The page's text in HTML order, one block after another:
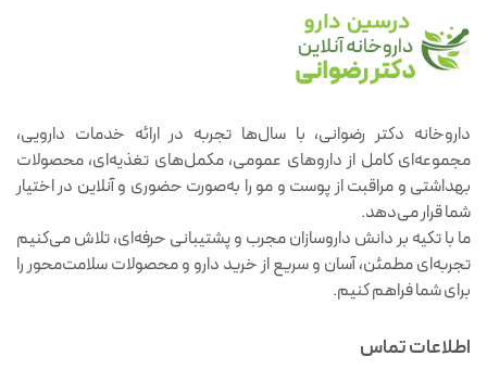
داروخانه دکتر رضوانی، با سال‌ها تجربه در ارائه خدمات دارویی،
مجموعه‌ای کامل از داروهای عمومی، مکمل‌های تغذیه‌ای، محصولات
بهداشتی و مراقبت از پوست و مو را به‌صورت حضوری و آنلاین در اختیار
شما قرار می‌دهد.
ما با تکیه بر دانش داروسازان مجرب و پشتیبانی حرفه‌ای، تلاش می‌کنیم
تجربه‌ای مطمئن، آسان و سریع از خرید دارو و محصولات سلامت‌محور را
برای شما فراهم کنیم.
اطلاعات تماس